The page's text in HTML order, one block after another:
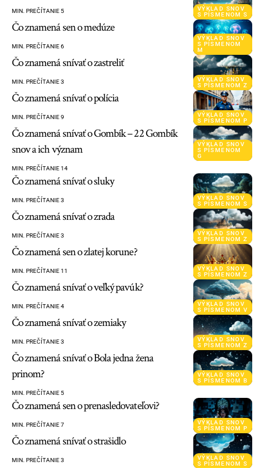
VÝKLAD SNOV
S PÍSMENOM S
MIN. PREČÍTANIE 5
VÝKLAD SNOV
S PÍSMENOM
M
Čo znamená sen o medúze
MIN. PREČÍTANIE 6
VÝKLAD SNOV
S PÍSMENOM Z
Čo znamená snívať o zastreliť
MIN. PREČÍTANIE 3
VÝKLAD SNOV
S PÍSMENOM P
Čo znamená snívať o polícia
MIN. PREČÍTANIE 9
VÝKLAD SNOV
S PÍSMENOM
G
Čo znamená snívať o Gombík – 22 Gombík
snov a ich význam
MIN. PREČÍTANIE 14
VÝKLAD SNOV
S PÍSMENOM S
Čo znamená snívať o sluky
MIN. PREČÍTANIE 3
VÝKLAD SNOV
S PÍSMENOM Z
Čo znamená snívať o zrada
MIN. PREČÍTANIE 3
VÝKLAD SNOV
S PÍSMENOM Z
Čo znamená sen o zlatej korune?
MIN. PREČÍTANIE 11
VÝKLAD SNOV
S PÍSMENOM V
Čo znamená snívať o veľký pavúk?
MIN. PREČÍTANIE 4
VÝKLAD SNOV
S PÍSMENOM Z
Čo znamená snívať o zemiaky
MIN. PREČÍTANIE 3
VÝKLAD SNOV
S PÍSMENOM B
Čo znamená snívať o Bola jedna žena
prinom?
MIN. PREČÍTANIE 5
VÝKLAD SNOV
S PÍSMENOM P
Čo znamená sen o prenasledovateľovi?
MIN. PREČÍTANIE 7
VÝKLAD SNOV
S PÍSMENOM S
Čo znamená snívať o strašidlo
MIN. PREČÍTANIE 3